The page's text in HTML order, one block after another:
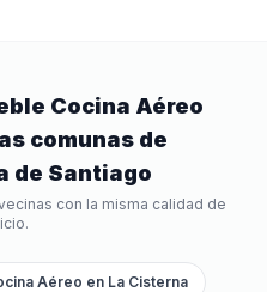
Cocina Aéreo
comunas de
de Santiago
con la misma calidad de
Aéreo en La Cisterna